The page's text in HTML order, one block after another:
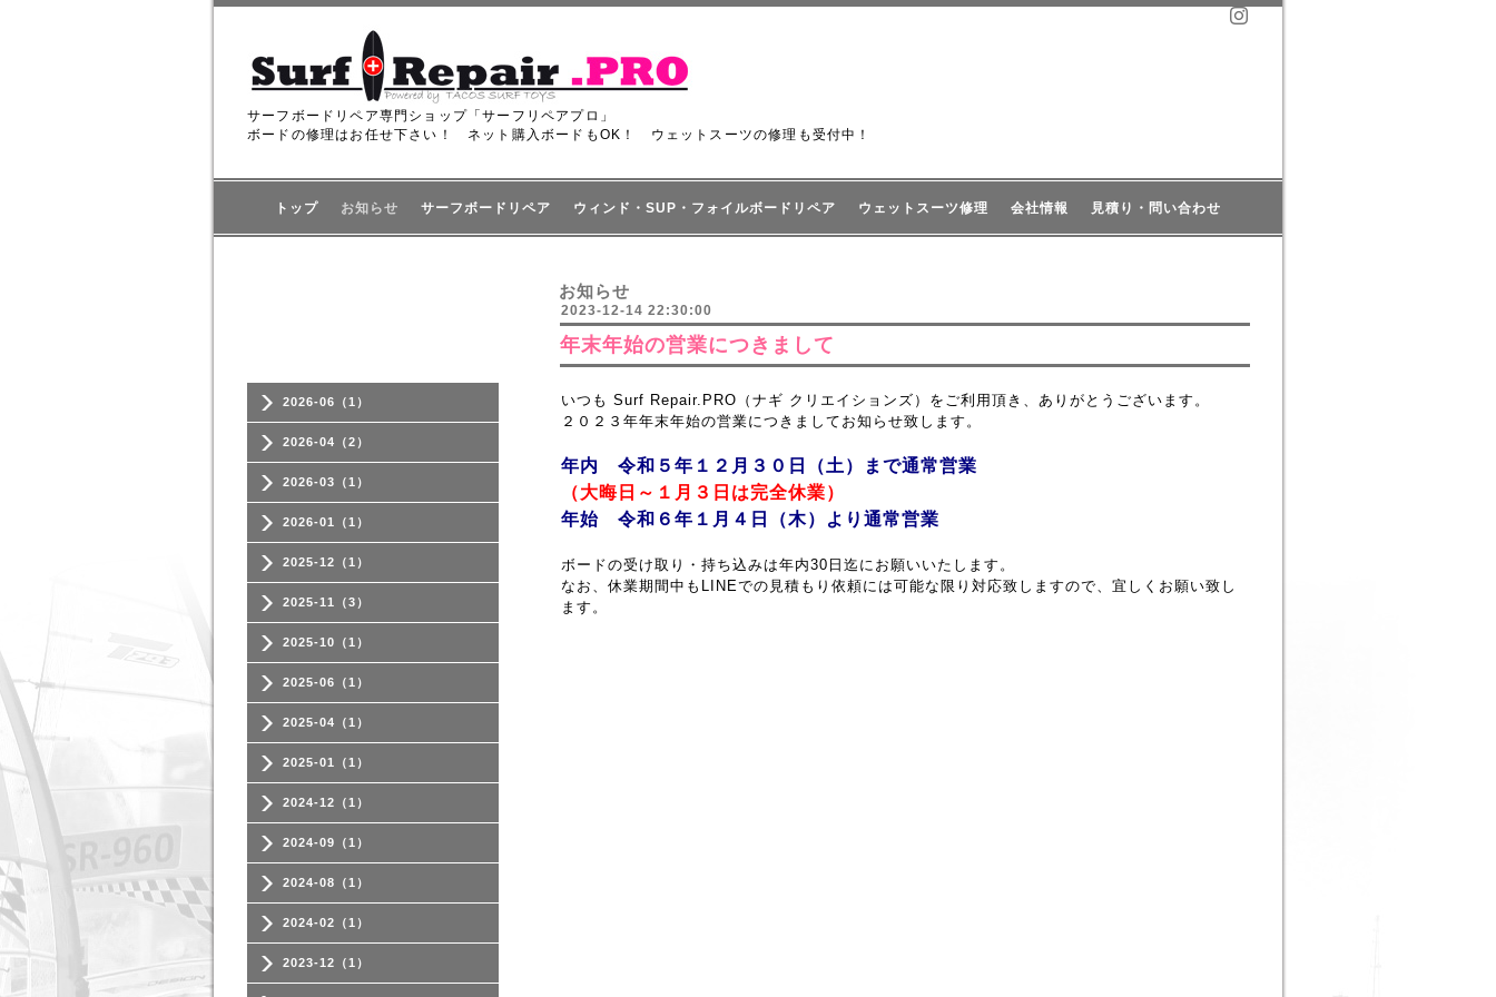
サーフボードリペア専門ショップ「サーフリペアプロ」
ボードの修理はお任せ下さい！ ネット購入ボードもOK！ ウェットスーツの修理も受付中！
トップ お知らせ サーフボードリペア ウィンド・SUP・フォイルボードリペア ウェットスーツ修理 会社情報 見積り・問い合わせ
2026-06（1）
2026-04（2）
2026-03（1）
2026-01（1）
2025-12（1）
2025-11（3）
2025-10（1）
2025-06（1）
2025-04（1）
2025-01（1）
2024-12（1）
2024-09（1）
2024-08（1）
2024-02（1）
2023-12（1）
お知らせ
2023-12-14 22:30:00
年末年始の営業につきまして
いつも Surf Repair.PRO（ナギ クリエイションズ）をご利用頂き、ありがとうございます。
２０２３年年末年始の営業につきましてお知らせ致します。
年内 令和５年１２月３０日（土）まで通常営業
（大晦日～１月３日は完全休業）
年始 令和６年１月４日（木）より通常営業
ボードの受け取り・持ち込みは年内30日迄にお願いいたします。
なお、休業期間中もLINEでの見積もり依頼には可能な限り対応致しますので、宜しくお願い致し
ます。